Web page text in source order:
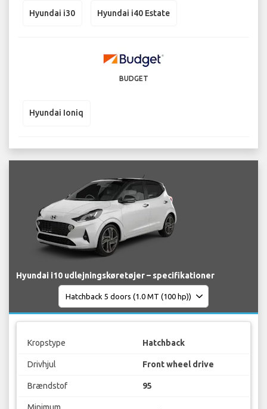
Hyundai i30 Hyundai i40 Estate
BUDGET
Hyundai Ioniq
Hyundai i10 udlejningskøretøjer – specifikationer
Kropstype Hatchback
Drivhjul Front wheel drive
Brændstof 95
Minimum